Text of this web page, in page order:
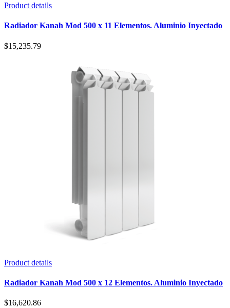
Product details
Radiador Kanah Mod 500 x 11 Elementos. Aluminio Inyectado
$15,235.79
Product details
Radiador Kanah Mod 500 x 12 Elementos. Aluminio Inyectado
$16,620.86